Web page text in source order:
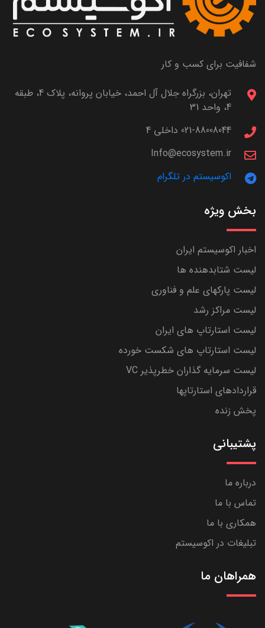
شفافیت برای کسب و کار
تهران، بزرگراه جلال آل احمد، خیابان پروانه، پلاک 4، طبقه
4، واحد 31
021-88008044 داخلی 4
Info@ecosystem.ir
اکوسیستم در تلگرام
بخش ویژه
اخبار اکوسیستم ایران
لیست شتابدهنده ها
لیست پارکهای علم و فناوری
لیست مراکز رشد
لیست استارتاپ های ایران
لیست استارتاپ های شکست خورده
لیست سرمایه گذاران خطرپذیر VC
قراردادهای استارتاپها
پخش زنده
پشتیبانی
درباره ما
تماس با ما
همکاری با ما
تبلیغات در اکوسیستم
همراهان ما